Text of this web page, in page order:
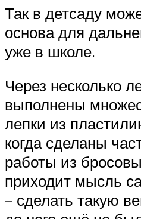
Так в детсаду
основа для
уже в школе.
Через несколько
выполнены
лепки из
когда сделаны
работы из
приходит мысль
– сделать такую